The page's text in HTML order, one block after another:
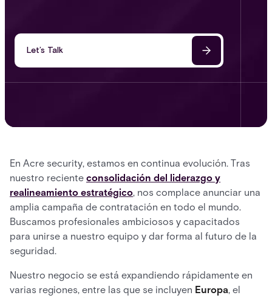
Let’s Talk
En Acre security, estamos en continua evolución. Tras
nuestro reciente consolidación del liderazgo y
realineamiento estratégico, nos complace anunciar una
amplia campaña de contratación en todo el mundo.
Buscamos profesionales ambiciosos y capacitados
para unirse a nuestro equipo y dar forma al futuro de la
seguridad.
Nuestro negocio se está expandiendo rápidamente en
varias regiones, entre las que se incluyen Europa, el